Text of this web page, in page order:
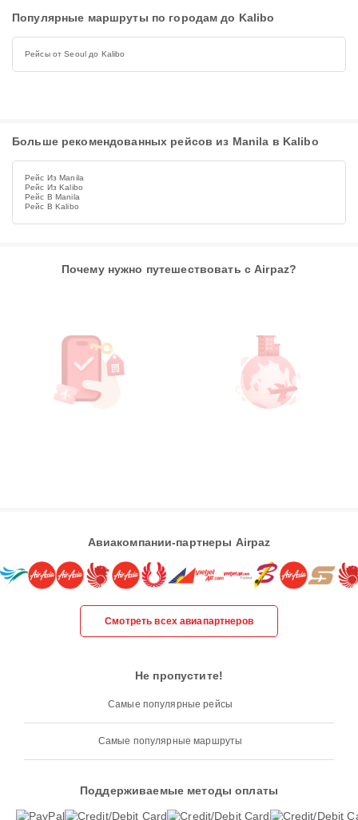
Популярные маршруты по городам до Kalibo
Рейсы от Seoul до Kalibo
Больше рекомендованных рейсов из Manila в Kalibo
Рейс Из Manila
Рейс Из Kalibo
Рейс В Manila
Рейс В Kalibo
Почему нужно путешествовать с Airpaz?
Авиакомпании-партнеры Airpaz
Смотреть всех авиапартнеров
Не пропустите!
Самые популярные рейсы
Самые популярные маршруты
Поддерживаемые методы оплаты